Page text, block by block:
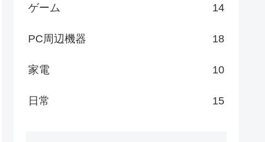
ゲーム 14
PC周辺機器 18
家電 10
日常 15